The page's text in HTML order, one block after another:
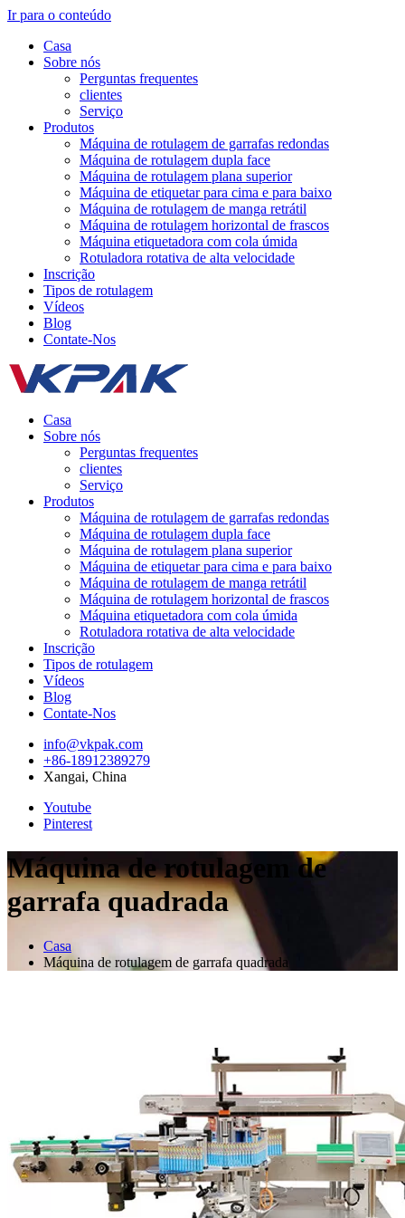
Ir para o conteúdo
Casa
Sobre nós
Perguntas frequentes
clientes
Serviço
Produtos
Máquina de rotulagem de garrafas redondas
Máquina de rotulagem dupla face
Máquina de rotulagem plana superior
Máquina de etiquetar para cima e para baixo
Máquina de rotulagem de manga retrátil
Máquina de rotulagem horizontal de frascos
Máquina etiquetadora com cola úmida
Rotuladora rotativa de alta velocidade
Inscrição
Tipos de rotulagem
Vídeos
Blog
Contate-Nos
Casa
Sobre nós
Perguntas frequentes
clientes
Serviço
Produtos
Máquina de rotulagem de garrafas redondas
Máquina de rotulagem dupla face
Máquina de rotulagem plana superior
Máquina de etiquetar para cima e para baixo
Máquina de rotulagem de manga retrátil
Máquina de rotulagem horizontal de frascos
Máquina etiquetadora com cola úmida
Rotuladora rotativa de alta velocidade
Inscrição
Tipos de rotulagem
Vídeos
Blog
Contate-Nos
info@vkpak.com
+86-18912389279
Xangai, China
Youtube
Pinterest
Máquina de rotulagem de
garrafa quadrada
Casa
Máquina de rotulagem de garrafa quadrada